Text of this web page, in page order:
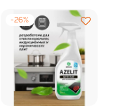
-26%